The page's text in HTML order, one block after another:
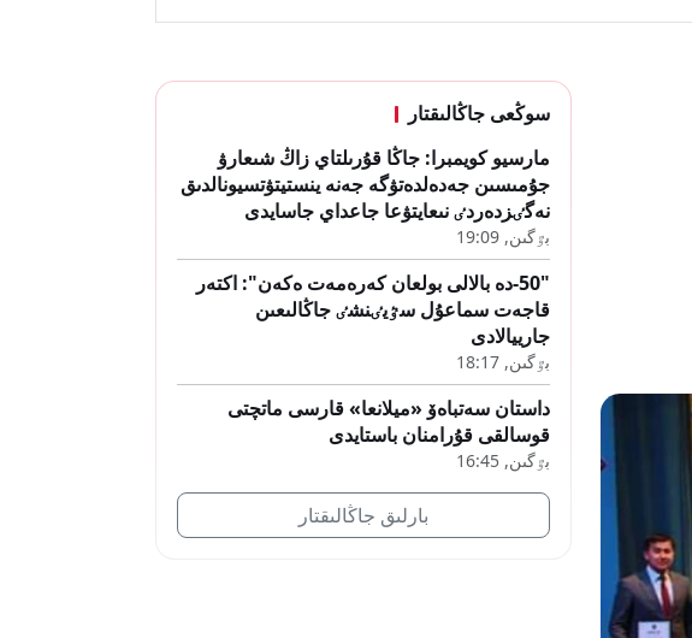
سوڭعى جاڭالىقتار
مارسيو كويمبرا: جاڭا قۇرىلتاي زاڭ شىعارۋ
جۇمىسىن جەدەلدەتۋگە جەنە ينستيتۋتسيونالدىق
نەگٸزدەردٸ نىعايتۋعا جاعداي جاسايدى
بٷگىن, 19:09
"50-دە بالالى بولعان كەرەمەت ەكەن": اكتەر
قاجەت سماعۇل سٷيٸنشٸ جاڭالىعىن
جارييالادى
بٷگىن, 18:17
داستان سەتباەۆ «ميلانعا» قارسى ماتچتى
قوسالقى قۇرامنان باستايدى
بٷگىن, 16:45
بارلىق جاڭالىقتار